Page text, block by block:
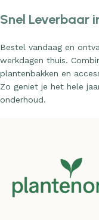
Snel Leverbaar
Bestel vandaag en
werkdagen thuis.
plantenbakken en
Zo geniet je het hele
onderhoud.